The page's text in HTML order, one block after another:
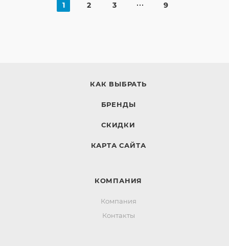
1 2 3 9
КАК ВЫБРАТЬ
БРЕНДЫ
СКИДКИ
КАРТА САЙТА
КОМПАНИЯ
Компания
Контакты